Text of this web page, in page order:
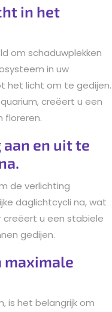
in het
om schaduwplekken
in uw
het licht om te gedijen.
creëert u een
floreren.
en uit te
de verlichting
daglichtcycli na, wat
creëert u een stabiele
gedijen.
maximale
is het belangrijk om